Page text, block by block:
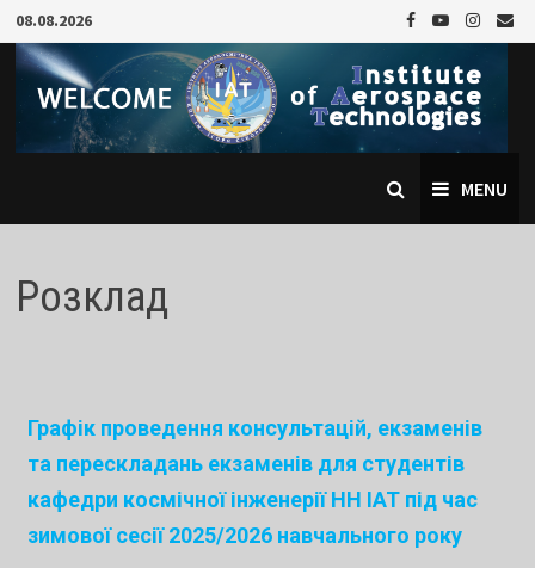
08.08.2026
MENU
Розклад
Графік проведення консультацій, екзаменів
та перескладань екзаменів для студентів
кафедри космічної інженерії НН ІАТ під час
зимової сесії 2025/2026 навчального року